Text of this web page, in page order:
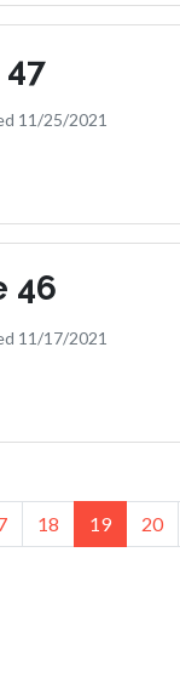
47
11/25/2021
46
11/17/2021
18 19 20